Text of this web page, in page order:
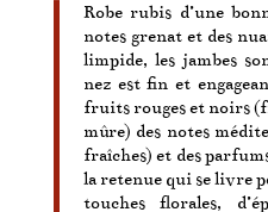
Robe rubis d’une
notes grenat et des
limpide, les jambes
nez est fin et
fruits rouges et noirs
mûre) des notes
fraîches) et des
la retenue qui se livre
touches florales,